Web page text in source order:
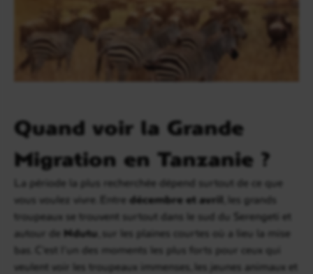
Quand voir la Grande
Migration en Tanzanie ?
La période la plus recherchée dépend surtout de ce que
vous voulez vivre. Entre décembre et avril , les grands
troupeaux se trouvent surtout dans le sud du Serengeti et
autour de Ndutu , sur les plaines courtes où a lieu la mise
bas. C’est l’un des moments les plus forts pour ceux qui
veulent voir les troupeaux immenses, les jeunes animaux et